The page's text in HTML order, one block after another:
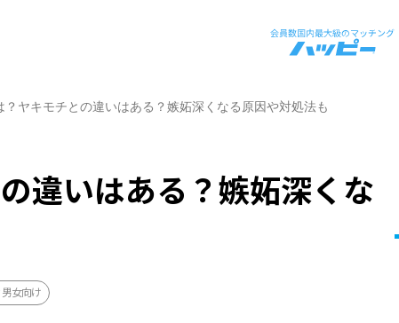
？ヤキモチとの違いはある？嫉妬深くなる原因や対処法も
違いはある？嫉妬深くな
男女向け